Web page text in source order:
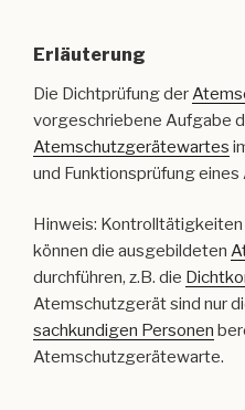
Erläuterung
Die Dichtprüfung der
vorgeschriebene Aufgabe
Atemschutzgerätewartes
und Funktionsprüfung
Hinweis:
können die ausgebildeten
durchführen, z.B. die
Atemschutzgerät sind nur
sachkundigen Personen
Atemschutzgerätewarte.